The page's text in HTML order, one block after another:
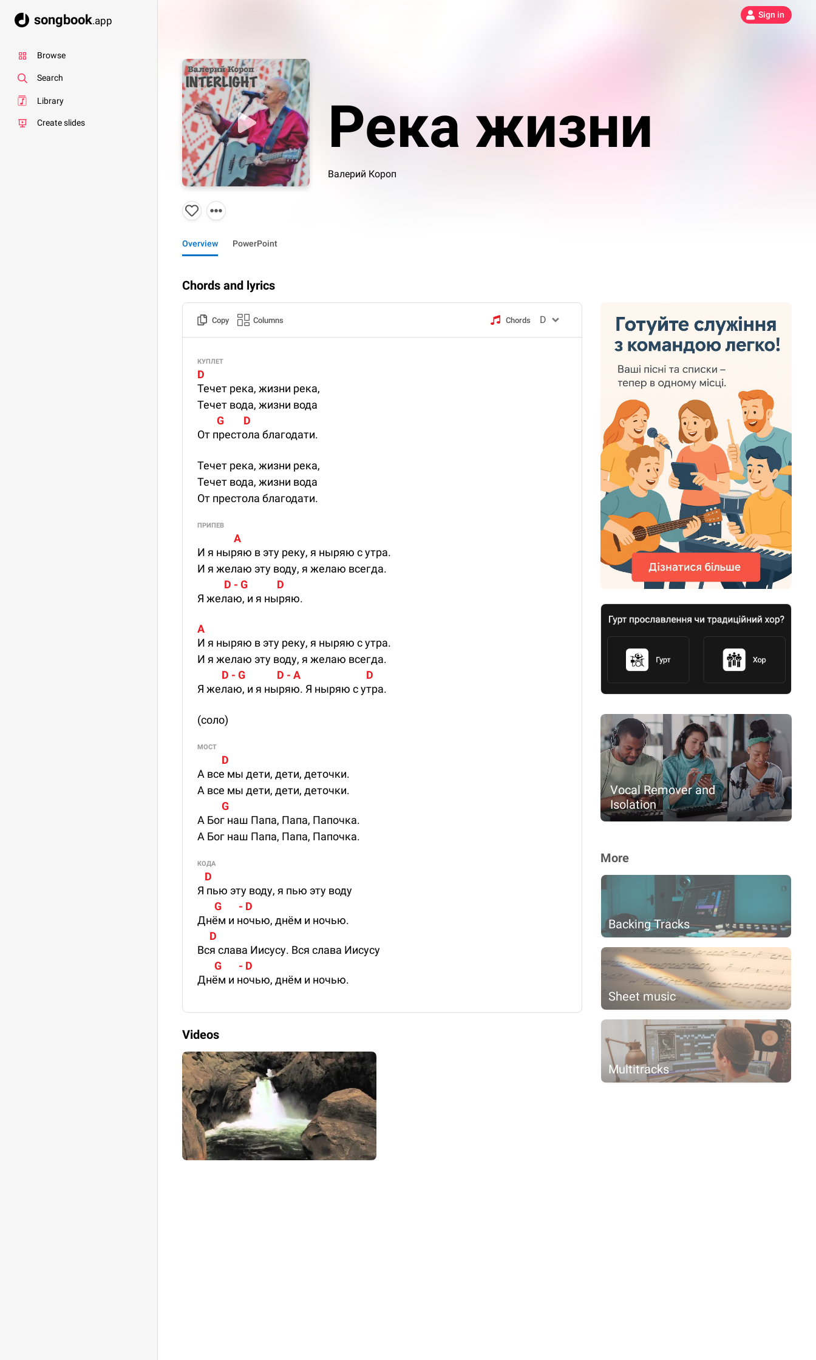
songbook.app
Browse
Search
Library
Create slides
Sign in
Река жизни
Валерий Короп
Overview PowerPoint
Chords and lyrics
Copy Columns Chords
КУПЛЕТ
D
Течет река, жизни река,
Течет вода, жизни вода
        G        D
От престола благодати.
Течет река, жизни река,
Течет вода, жизни вода
От престола благодати.
ПРИПЕВ
               A
И я ныряю в эту реку, я ныряю с утра.
И я желаю эту воду, я желаю всегда.
           D - G            D
Я желаю, и я ныряю.
A
И я ныряю в эту реку, я ныряю с утра.
И я желаю эту воду, я желаю всегда.
          D - G             D - A                           D
Я желаю, и я ныряю. Я ныряю с утра.
(соло)
МОСТ
          D
А все мы дети, дети, деточки.
А все мы дети, дети, деточки.
          G
А Бог наш Папа, Папа, Папочка.
А Бог наш Папа, Папа, Папочка.
КОДА
   D
Я пью эту воду, я пью эту воду
       G       - D
Днём и ночью, днём и ночью.
     D
Вся слава Иисусу. Вся слава Иисусу
       G       - D
Днём и ночью, днём и ночью.
Videos
Vocal Remover and
Isolation
More
Backing Tracks
Sheet music
Multitracks